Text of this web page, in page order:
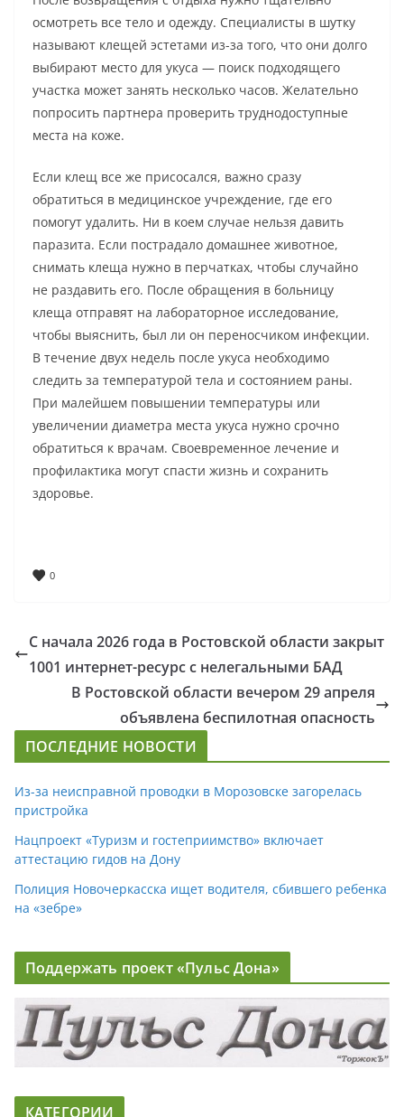
осмотреть все тело и одежду. Специалисты в шутку
называют клещей эстетами из-за того, что они долго
выбирают место для укуса — поиск подходящего
участка может занять несколько часов. Желательно
попросить партнера проверить труднодоступные
места на коже.
Если клещ все же присосался, важно сразу
обратиться в медицинское учреждение, где его
помогут удалить. Ни в коем случае нельзя давить
паразита. Если пострадало домашнее животное,
снимать клеща нужно в перчатках, чтобы случайно
не раздавить его. После обращения в больницу
клеща отправят на лабораторное исследование,
чтобы выяснить, был ли он переносчиком инфекции.
В течение двух недель после укуса необходимо
следить за температурой тела и состоянием раны.
При малейшем повышении температуры или
увеличении диаметра места укуса нужно срочно
обратиться к врачам. Своевременное лечение и
профилактика могут спасти жизнь и сохранить
здоровье.
0
С начала 2026 года в Ростовской области закрыт
1001 интернет-ресурс с нелегальными БАД
В Ростовской области вечером 29 апреля
объявлена беспилотная опасность
ПОСЛЕДНИЕ НОВОСТИ
Из-за неисправной проводки в Морозовске загорелась
пристройка
Нацпроект «Туризм и гостеприимство» включает
аттестацию гидов на Дону
Полиция Новочеркасска ищет водителя, сбившего ребенка
на «зебре»
Поддержать проект «Пульс Дона»
КАТЕГОРИИ